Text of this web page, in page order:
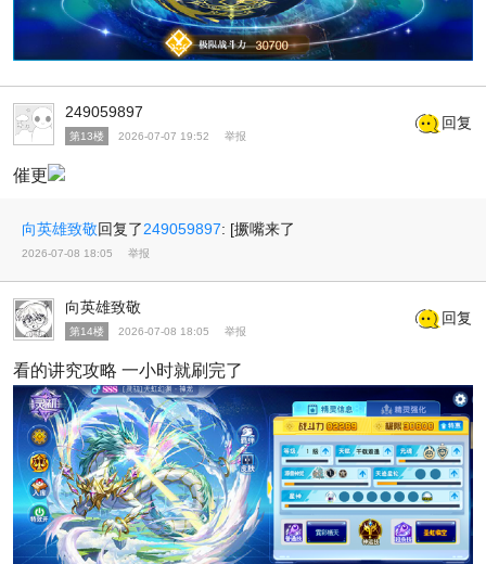
249059897
第13楼 2026-07-07 19:52 举报
回复
催更
向英雄致敬回复了249059897: [撅嘴来了
2026-07-08 18:05 举报
向英雄致敬
第14楼 2026-07-08 18:05 举报
回复
看的讲究攻略 一小时就刷完了